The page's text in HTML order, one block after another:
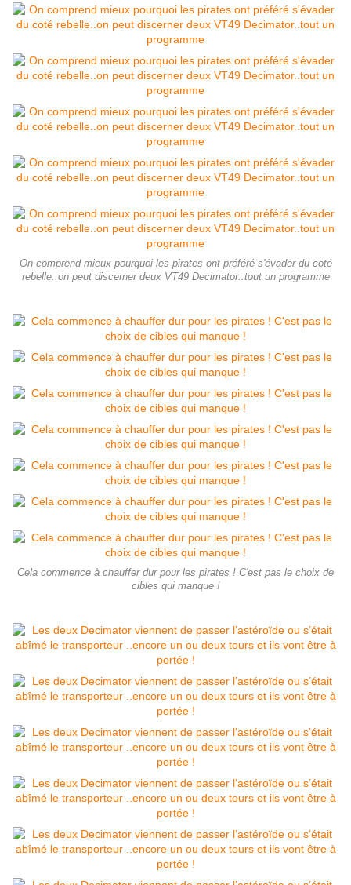
On comprend mieux pourquoi les pirates ont préféré s'évader du coté
rebelle..on peut discerner deux VT49 Decimator..tout un programme
Cela commence à chauffer dur pour les pirates ! C'est pas le choix de
cibles qui manque !